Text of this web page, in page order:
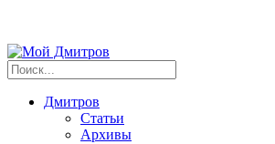
Дмитров
Статьи
Архивы